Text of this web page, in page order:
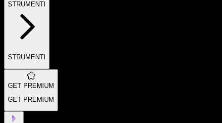
STRUMENTI
STRUMENTI
GET PREMIUM
GET PREMIUM